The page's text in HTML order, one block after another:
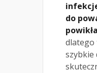
do
dlatego
szybkie